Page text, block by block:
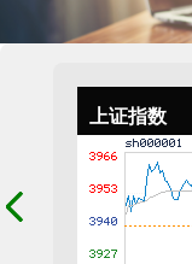
上证指数